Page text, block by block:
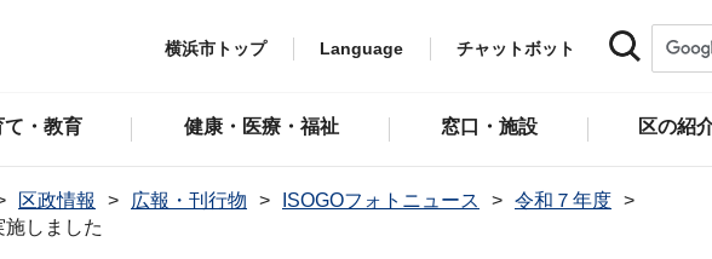
横浜市トップ Language チャットボット
て・教育 健康・医療・福祉 窓口・施設 区の紹
区政情報 広報・刊行物 ISOGOフォトニュース
令和７年度
しました